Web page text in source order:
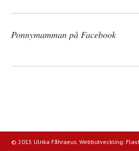
Ponnymamman på Facebook
© 2015 Ulrika Fåhraeus. Webbutveckling: